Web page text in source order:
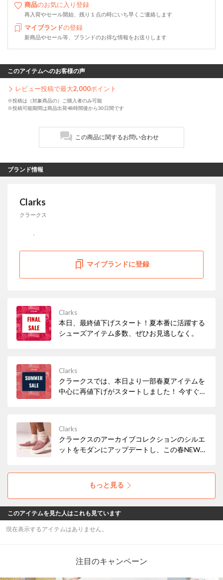
商品のお気に入り登録
再入荷やセール開始、残り１点の時にいち早くご連絡します
マイブランドの登録
新商品やセール等、ブランドのお得な情報をお送りします
このアイテムへのお客様の声
レビュー投稿で最大2,000ポイント
※投稿は（対象商品の）ご購入者のみ可能
※投稿可能期間は商品出荷48時間後から30日間です
この商品に関するお問い合わせ
ブランド情報
Clarks
クラークス
マイブランドに登録
Clarks
本日、最終値下げスタート！夏本番に活躍する
シューズアイテム多数、ぜひお見逃しなく。
Clarks
クラークスでは、本日より一部春夏アイテムを
中心に再値下げがスタートしました！ 今すぐ履
Clarks
クラークスのアーカイブコレクションのシルエ
ットをモダンにアップデートし、この春NEW
量の厚底ソールで気分もUP！
もっと見る
このアイテムを見た人はこれも見ています
現在表示するアイテムはありません。
注目のキャンペーン